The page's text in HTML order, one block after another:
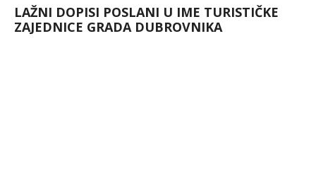
LAŽNI DOPISI POSLANI U IME TURISTIČKE
ZAJEDNICE GRADA DUBROVNIKA